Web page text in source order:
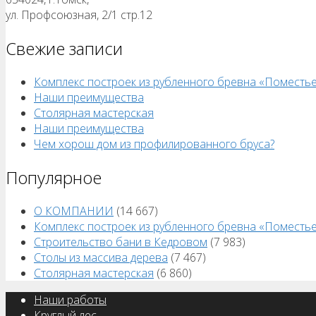
ул. Профсоюзная, 2/1 стр.12
Свежие записи
Комплекс построек из рубленного бревна
Наши преимущества
Столярная мастерская
Наши преимущества
Чем хорош дом из профилированного бруса?
Популярное
О КОМПАНИИ (14 667)
Комплекс построек из рубленного бревна
Строительство бани в Кедровом (7 983)
Столы из массива дерева (7 467)
Столярная мастерская (6 860)
Наши работы